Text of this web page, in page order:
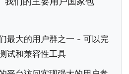
最大的用户群之一 - 可以完
试和兼容性工具